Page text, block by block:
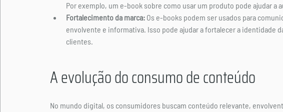
Por exemplo, um e-book sobre como usar um produto pode ajudar a
Fortalecimento da marca: Os e-books podem ser usados para
envolvente e informativa. Isso pode ajudar a fortalecer a identidade
clientes.
A evolução do consumo de conteúdo
No mundo digital, os consumidores buscam conteúdo relevante,